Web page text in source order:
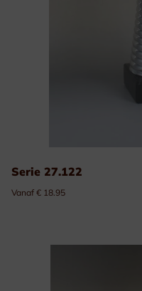
Serie 27.122
Vanaf € 18.95